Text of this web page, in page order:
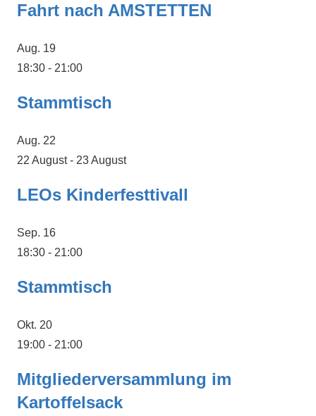
Fahrt nach AMSTETTEN
Aug. 19
18:30 - 21:00
Stammtisch
Aug. 22
22 August- 23 August
LEOs Kinderfesttivall
Sep. 16
18:30 - 21:00
Stammtisch
Okt. 20
19:00 - 21:00
Mitgliederversammlung im
Kartoffelsack